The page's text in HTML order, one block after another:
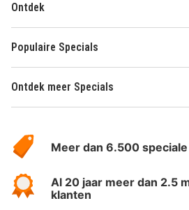
Ontdek
Populaire Specials
Ontdek meer Specials
HotelSpecials
Meer dan 6.500
Al 20 jaar meer dan 2.5
klanten